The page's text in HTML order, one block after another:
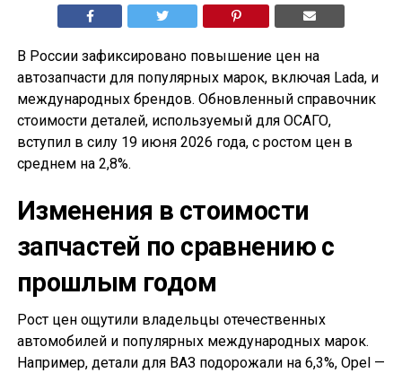
В России зафиксировано повышение цен на
автозапчасти для популярных марок, включая Lada, и
международных брендов. Обновленный справочник
стоимости деталей, используемый для ОСАГО,
вступил в силу 19 июня 2026 года, с ростом цен в
среднем на 2,8%.
Изменения в стоимости
запчастей по сравнению с
прошлым годом
Рост цен ощутили владельцы отечественных
автомобилей и популярных международных марок.
Например, детали для ВАЗ подорожали на 6,3%, Opel —